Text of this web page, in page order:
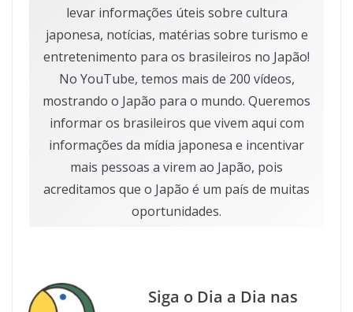
levar informações úteis sobre cultura
japonesa, notícias, matérias sobre turismo e
entretenimento para os brasileiros no Japão!
No YouTube, temos mais de 200 vídeos,
mostrando o Japão para o mundo. Queremos
informar os brasileiros que vivem aqui com
informações da mídia japonesa e incentivar
mais pessoas a virem ao Japão, pois
acreditamos que o Japão é um país de muitas
oportunidades.
Siga o Dia a Dia nas